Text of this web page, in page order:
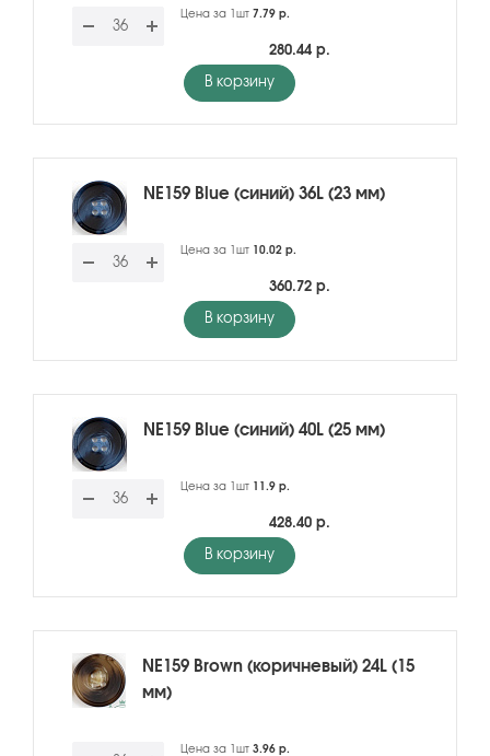
Цена за 1шт 7.79 р.
280.44 р.
В корзину
NE159 Blue (синий) 36L (23 мм)
Цена за 1шт 10.02 р.
360.72 р.
В корзину
NE159 Blue (синий) 40L (25 мм)
Цена за 1шт 11.9 р.
428.40 р.
В корзину
NE159 Brown (коричневый) 24L (15
мм)
Цена за 1шт 3.96 р.